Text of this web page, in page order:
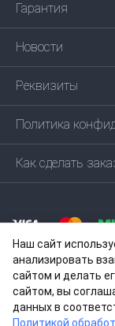
Наш сайт
анализировать
сайтом и делать
сайтом, вы
данных в
Политикой
Гарантия
Новости
Реквизиты
Политика
Как сделать
© 2004—2026ООО